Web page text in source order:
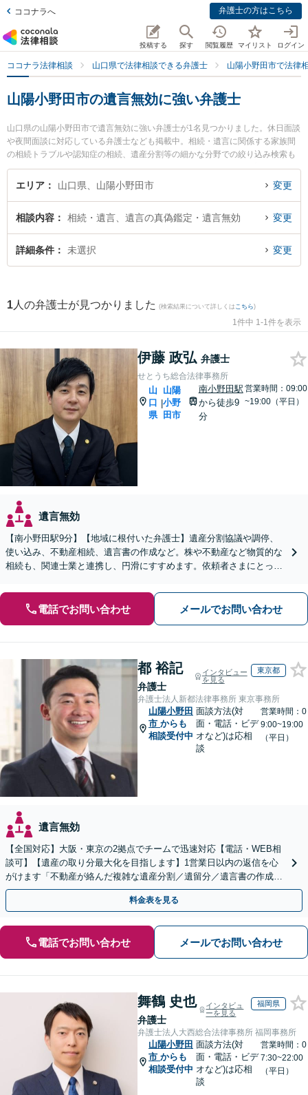
ココナラへ 弁護士の方はこちら
投稿する 探す 閲覧履歴 マイリスト ログイン
ココナラ法律相談 山口県で法律相談できる弁護士 山陽小野田市で法律
山陽小野田市の遺言無効に強い弁護士
山口県の山陽小野田市で遺言無効に強い弁護士が1名見つかりました。休日面談
や夜間面談に対応している弁護士なども掲載中。相続・遺言に関係する家族間
の相続トラブルや認知症の相続、遺産分割等の細かな分野での絞り込み検索も
でき便利です。特にせとうち総合法律事務所の伊藤 政弘弁護士のプロフィール
情報や弁護士費用、強みなどが注目されています。『山陽小野田市で土日や夜
言無効を法律相談できる山陽小野田市内の弁護士に相談予約したい』などでお
困りの相談者さんにおすすめです。
エリア 山口県、山陽小野田市 変更
相談内容 相続・遺言、遺言の真偽鑑定・遺言無効 変更
詳細条件 未選択 変更
1 人の弁護士が見つかりました (検索結果について詳しくは こちら)
1件中 1-1件を表示
伊藤 政弘 弁護士
せとうち総合法律事務所
山
口
県
|
山陽
小野
田市
南小野田駅
から徒歩9
分
営業時間：09:00
~19:00（平日）
遺言無効
【南小野田駅9分】【地域に根付いた弁護士】遺産分割協議や調停、
使い込み、不動産相続、遺言書の作成など。株や不動産など物質的な
相続も、関連士業と連携し、円滑にすすめます。依頼者さまにとって
電話でお問い合わせ メールでお問い合わせ
都 裕記
弁護士
インタビュー
を見る
東京都
弁護士法人新都法律事務所 東京事務所
山陽小野田
市 からも
相談受付中
面談方法(対
面・電話・ビデ
オなど)は応相
談
営業時間：0
9:00~19:00
（平日）
遺言無効
【全国対応】大阪・東京の2拠点でチームで迅速対応【電話・WEB相
談可】【遺産の取り分最大化を目指します】1営業日以内の返信を心
がけます「不動産が絡んだ複雑な遺産分割／遺留分／遺言書の作成・
執行／事業承継など、お任せください」【休日相談あり】
料金表を見る
電話でお問い合わせ メールでお問い合わせ
舞鶴 史也
弁護士
インタビュ
ーを見る
福岡県
弁護士法人大西総合法律事務所 福岡事務所
山陽小野田
市 からも
相談受付中
面談方法(対
面・電話・ビデ
オなど)は応相
談
営業時間：0
7:30~22:00
（平日）